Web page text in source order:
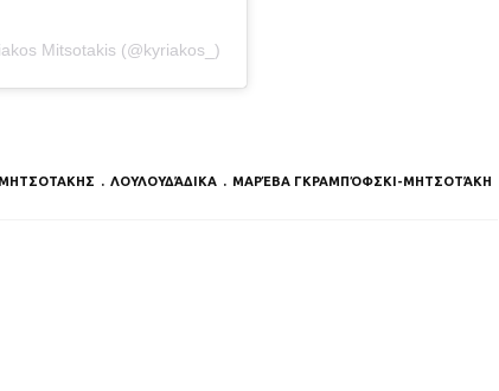
Mitsotakis (@kyriakos_)
ΛΟΥΛΟΥΔΆΔΙΚΑ ΜΑΡΈΒΑ ΓΚΡΑΜΠΌΦΣΚΙ-ΜΗΤΣΟΤΆΚΗ